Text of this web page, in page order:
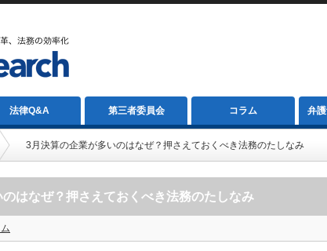
法律Q&A 第三者委員会 コラム 弁
3月決算の企業が多いのはなぜ？押さえておくべき法務のたしなみ
はなぜ？押さえておくべき法務のたしなみ